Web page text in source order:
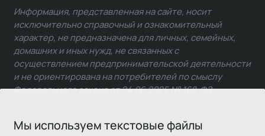
Мы используем текстовые файлы
Информация, представленная на сайте, носит
исключительно справочный и ознакомительный
характер, не предназначена для личных, семейных,
домашних и иных нужд, не связанных с
осуществлением предпринимательской деятельности
и не ориентирована на потребителей по смыслу
Федерального закона от 24.06.2025 № 168-ФЗ.